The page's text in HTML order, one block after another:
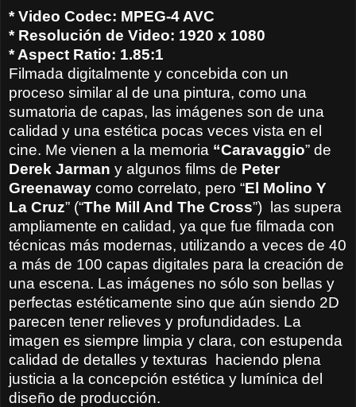
* Video Codec: MPEG-4 AVC
* Resolución de Video: 1920 x 1080
* Aspect Ratio: 1.85:1
Filmada digitalmente y concebida con un
proceso similar al de una pintura, como una
sumatoria de capas, las imágenes son de una
calidad y una estética pocas veces vista en el
cine. Me vienen a la memoria “Caravaggio” de
Derek Jarman y algunos films de Peter
Greenaway como correlato, pero “El Molino Y
La Cruz” (“The Mill And The Cross”) las supera
ampliamente en calidad, ya que fue filmada con
técnicas más modernas, utilizando a veces de 40
a más de 100 capas digitales para la creación de
una escena. Las imágenes no sólo son bellas y
perfectas estéticamente sino que aún siendo 2D
parecen tener relieves y profundidades. La
imagen es siempre limpia y clara, con estupenda
calidad de detalles y texturas haciendo plena
justicia a la concepción estética y lumínica del
diseño de producción.